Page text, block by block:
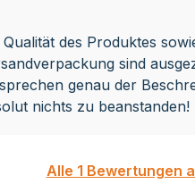
Qualität des Produktes
sind
genau der
nichts zu beanstanden!
Alle 1 Bewertungen